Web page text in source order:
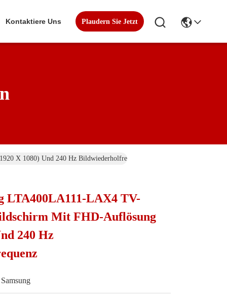
Kontaktiere Uns Plaudern Sie Jetzt
X 1080) Und 240 Hz Bildwiederholfrequenz
LTA400LA111-LAX4 TV-
Mit FHD-Auflösung
240 Hz
Samsung